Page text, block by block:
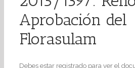
Aprobación del
Florasulam
Debes estar registrado para ver el